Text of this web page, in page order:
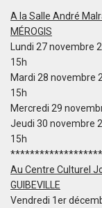
A la Salle André
MÉROGIS
Lundi 27 novembre
15h
Mardi 28 novembre
15h
Mercredi 29
Jeudi 30 novembre
15h
Au Centre Culturel
GUIBEVILLE
Vendredi 1er